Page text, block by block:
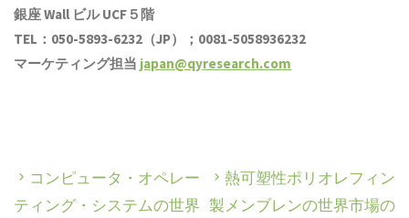
銀座 Wall ビル UCF５階
TEL：050-5893-6232（JP）；0081-5058936232
マーケティング担当 japan@qyresearch.com
コンピュータ・オペレー
ティング・システムの世界
熱可塑性ポリオレフィン
製メンブレンの世界市場の